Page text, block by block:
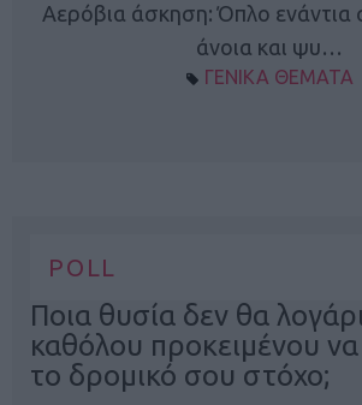
Αερόβια άσκηση: Όπλο ενάντια
άνοια και ψυ…
ΓΕΝΙΚΑ ΘΕΜΑΤΑ
POLL
Ποια θυσία δεν θα
καθόλου προκειμένου να
το δρομικό σου στόχο;